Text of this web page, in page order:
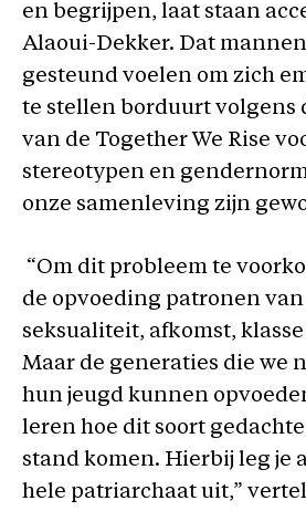
en begrijpen, laat staan
Alaoui-Dekker. Dat
gesteund voelen om zich
te stellen borduurt volgens
van de Together We Rise
stereotypen en
onze samenleving zijn
“Om dit probleem te
de opvoeding patronen
seksualiteit, afkomst,
Maar de generaties die we
hun jeugd kunnen
leren hoe dit soort
stand komen. Hierbij leg je
hele patriarchaat uit,”